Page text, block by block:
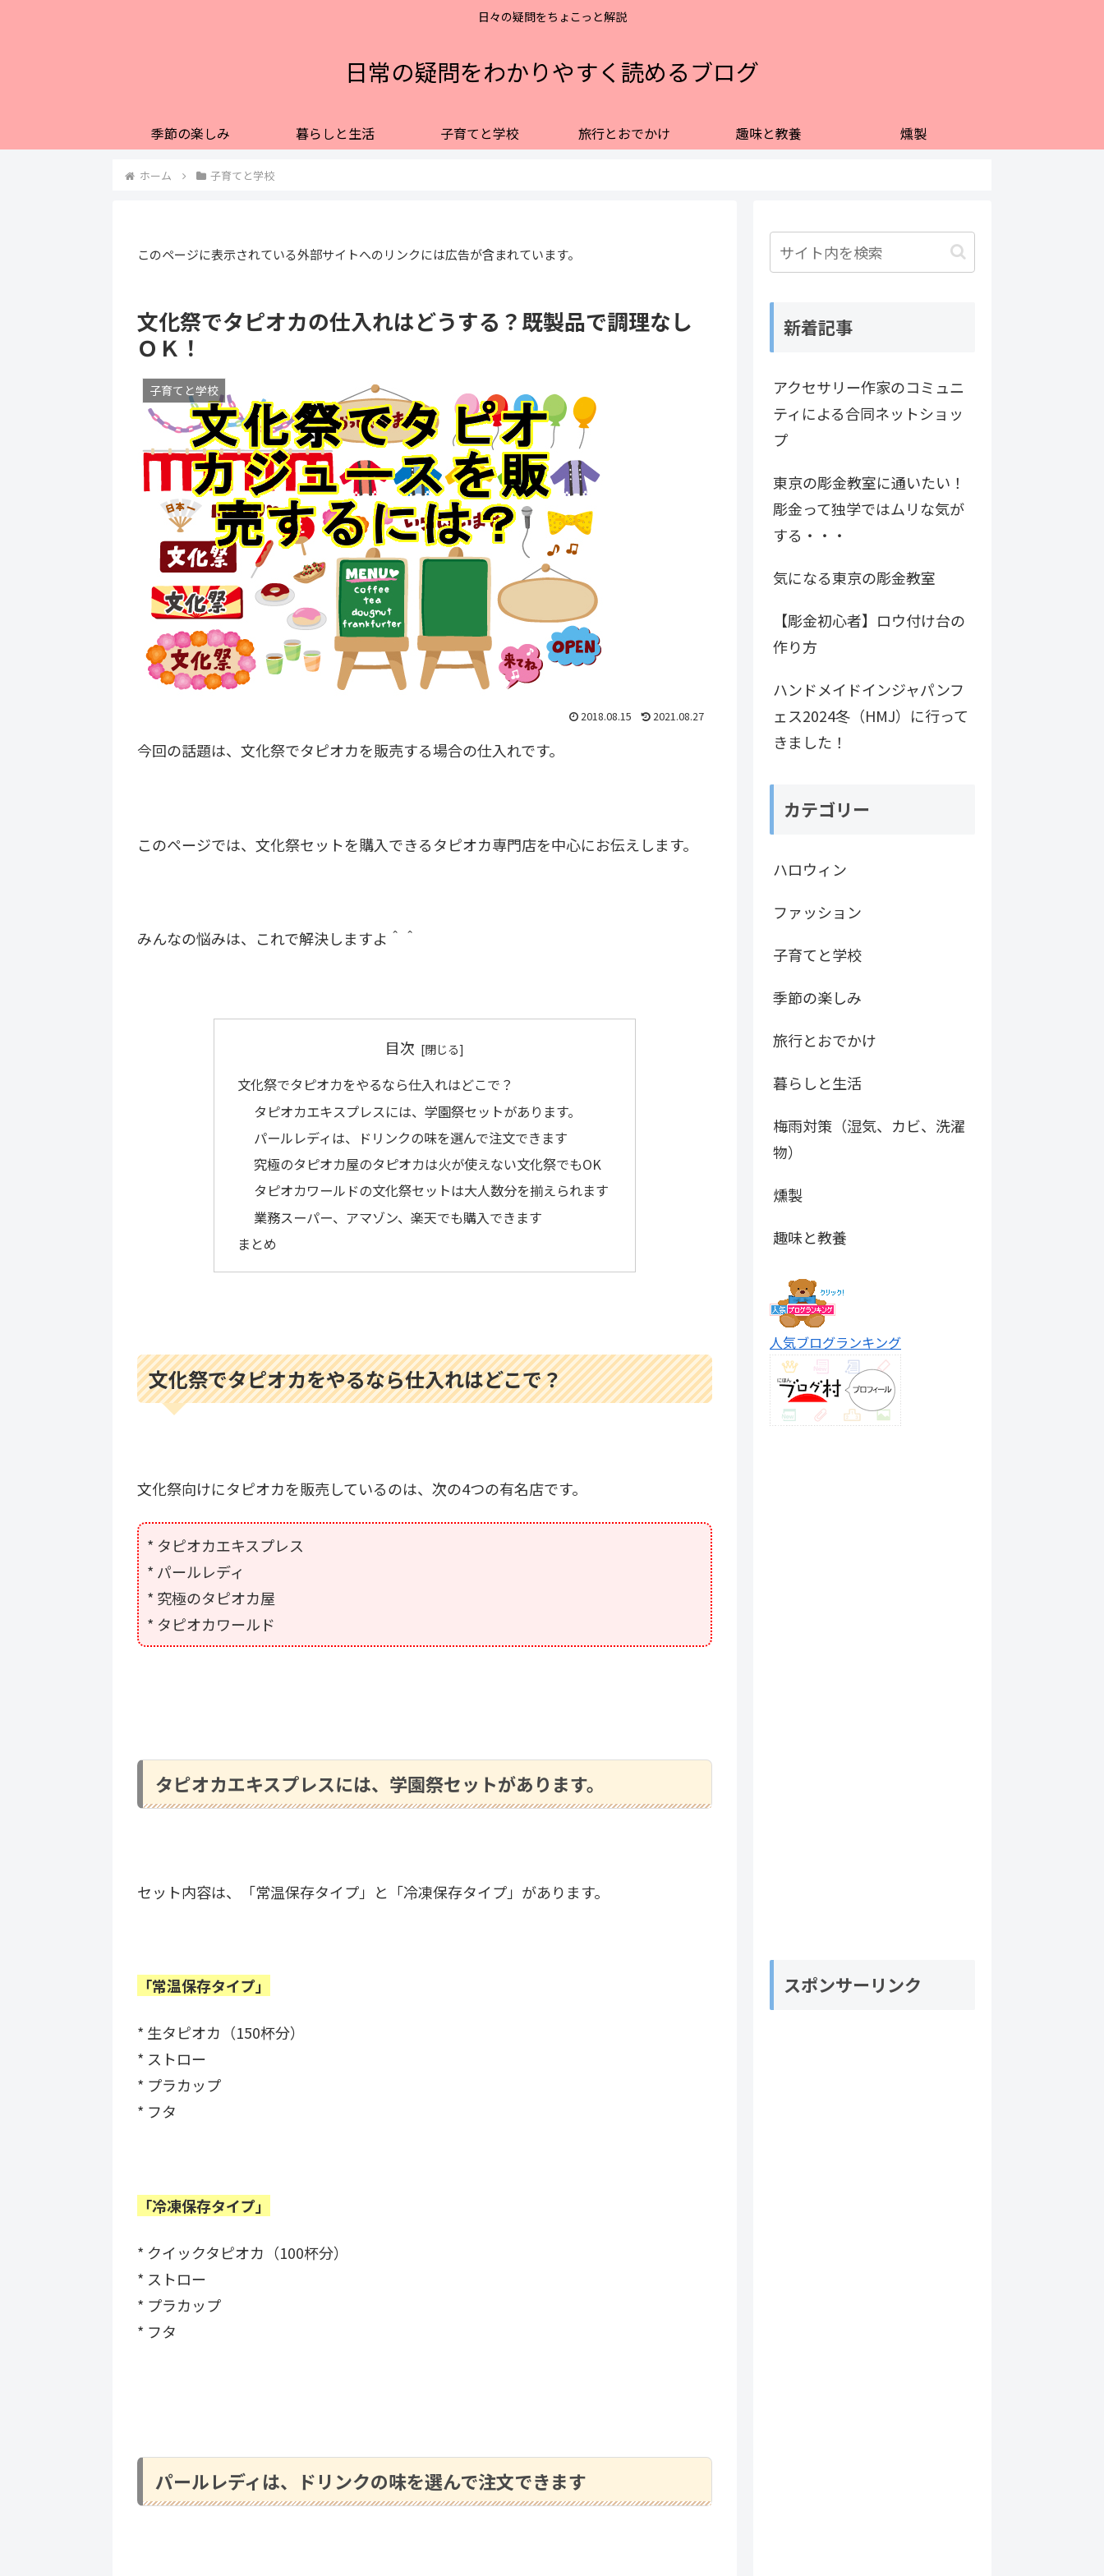
日々の疑問をちょこっと解説
日常の疑問をわかりやすく読めるブログ
季節の楽しみ 暮らしと生活 子育てと学校 旅行とおでかけ 趣味と教養 燻製
ホーム 子育てと学校
このページに表示されている外部サイトへのリンクには広告が含まれています。
文化祭でタピオカの仕入れはどうする？既製品で調理なし
ＯＫ！
子育てと学校
2018.08.15 2021.08.27
今回の話題は、文化祭でタピオカを販売する場合の仕入れです。
このページでは、文化祭セットを購入できるタピオカ専門店を中心にお伝えします。
みんなの悩みは、これで解決しますよ＾＾
目次
文化祭でタピオカをやるなら仕入れはどこで？
タピオカエキスプレスには、学園祭セットがあります。
パールレディは、ドリンクの味を選んで注文できます
究極のタピオカ屋のタピオカは火が使えない文化祭でもOK
タピオカワールドの文化祭セットは大人数分を揃えられます
業務スーパー、アマゾン、楽天でも購入できます
まとめ
文化祭でタピオカをやるなら仕入れはどこで？
文化祭向けにタピオカを販売しているのは、次の4つの有名店です。
* タピオカエキスプレス
* パールレディ
* 究極のタピオカ屋
* タピオカワールド
タピオカエキスプレスには、学園祭セットがあります。
セット内容は、「常温保存タイプ」と「冷凍保存タイプ」があります。
「常温保存タイプ」
* 生タピオカ（150杯分）
* ストロー
* プラカップ
* フタ
「冷凍保存タイプ」
* クイックタピオカ（100杯分）
* ストロー
* プラカップ
* フタ
パールレディは、ドリンクの味を選んで注文できます
新着記事
アクセサリー作家のコミュニ
ティによる合同ネットショッ
プ
東京の彫金教室に通いたい！
彫金って独学ではムリな気が
する・・・
気になる東京の彫金教室
【彫金初心者】ロウ付け台の
作り方
ハンドメイドインジャパンフ
ェス2024冬（HMJ）に行って
きました！
カテゴリー
ハロウィン
ファッション
子育てと学校
季節の楽しみ
旅行とおでかけ
暮らしと生活
梅雨対策（湿気、カビ、洗濯
物）
燻製
趣味と教養
人気ブログランキング
スポンサーリンク